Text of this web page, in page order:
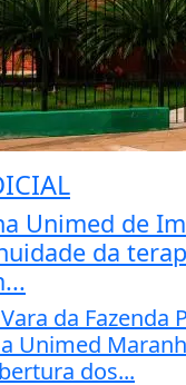
Unimed de
da
da Fazenda
Unimed
dos...